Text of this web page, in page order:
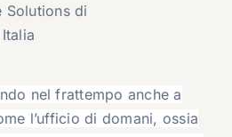
Solutions di
nel frattempo anche a
l’ufficio di domani, ossia